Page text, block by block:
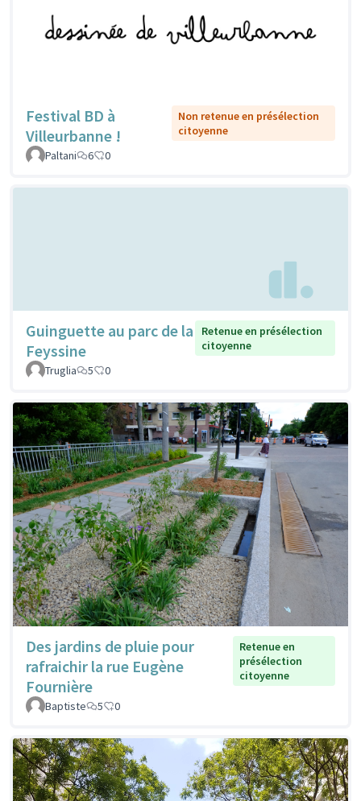
Festival BD à
Villeurbanne !
Non retenue en présélection
citoyenne
Paltani
6 0
Guinguette au parc de la
Feyssine
Retenue en présélection
citoyenne
Truglia
5 0
Des jardins de pluie pour
rafraichir la rue Eugène
Fournière
Retenue en
présélection
citoyenne
Baptiste 5 0